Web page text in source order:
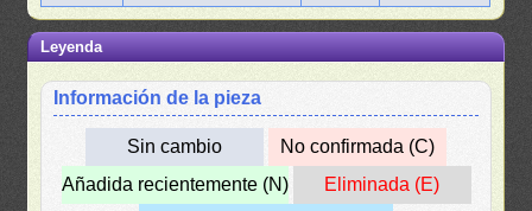
Leyenda
Información de la pieza
Sin cambio
No confirmada (C)
Añadida recientemente (N)
Eliminada (E)